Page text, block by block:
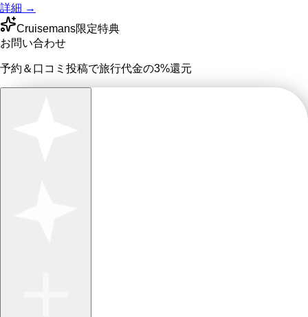
詳細 →
Cruisemans限定特典
お問い合わせ
予約＆口コミ投稿で旅行代金の3%還元